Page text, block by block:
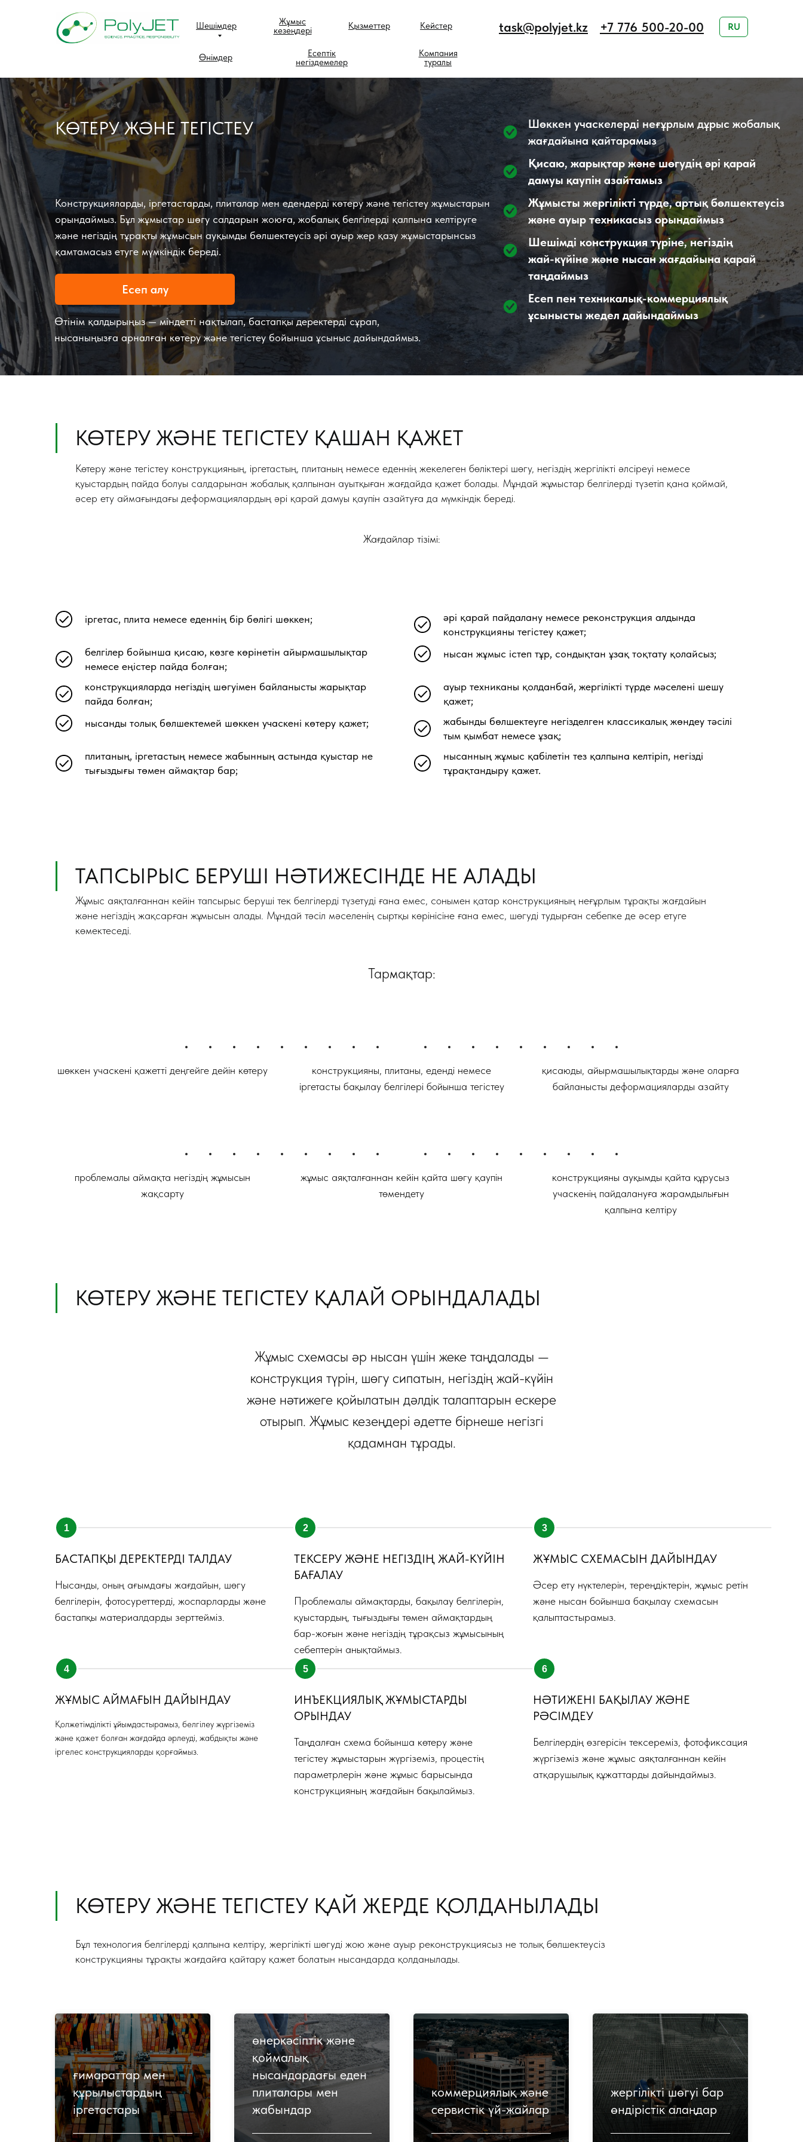
Жұмыс
кезеңдері
Кейстер
Қызметтер +7 776 500-20-00
Есептік
негіздемелер
Өнімдер
Компания
туралы
task@polyjet.kz
Шешімдер
RU VERSION
RU
КӨТЕРУ ЖӘНЕ ТЕГІСТЕУ
Шөккен учаскелерді неғұрлым дұрыс жобалық
жағдайына қайтарамыз
Қисаю, жарықтар және шөгудің әрі қарай
дамуы қаупін азайтамыз
Жұмысты жергілікті түрде, артық бөлшектеусіз
және ауыр техникасыз орындаймыз
Шешімді конструкция түріне, негіздің
жай-күйіне және нысан жағдайына қарай
таңдаймыз
Есеп пен техникалық-коммерциялық
ұсынысты жедел дайындаймыз
Есеп алу
Конструкцияларды, іргетастарды, плиталар мен едендерді көтеру және тегістеу жұмыстарын
орындаймыз. Бұл жұмыстар шөгу салдарын жоюға, жобалық белгілерді қалпына келтіруге
және негіздің тұрақты жұмысын ауқымды бөлшектеусіз әрі ауыр жер қазу жұмыстарынсыз
қамтамасыз етуге мүмкіндік береді.
Өтінім қалдырыңыз — міндетті нақтылап, бастапқы деректерді сұрап,
нысаныңызға арналған көтеру және тегістеу бойынша ұсыныс дайындаймыз.
Көтеру және тегістеу конструкцияның, іргетастың, плитаның немесе еденнің жекелеген бөліктері шөгу, негіздің жергілікті әлсіреуі немесе
қуыстардың пайда болуы салдарынан жобалық қалпынан ауытқыған жағдайда қажет болады. Мұндай жұмыстар белгілерді түзетіп қана қоймай,
әсер ету аймағындағы деформациялардың әрі қарай дамуы қаупін азайтуға да мүмкіндік береді.
КӨТЕРУ ЖӘНЕ ТЕГІСТЕУ ҚАШАН ҚАЖЕТ
Жағдайлар тізімі:
іргетас, плита немесе еденнің бір бөлігі шөккен;
әрі қарай пайдалану немесе реконструкция алдында
конструкцияны тегістеу қажет;
белгілер бойынша қисаю, көзге көрінетін айырмашылықтар
немесе еңістер пайда болған;
нысан жұмыс істеп тұр, сондықтан ұзақ тоқтату қолайсыз;
конструкцияларда негіздің шөгуімен байланысты жарықтар
пайда болған;
ауыр техниканы қолданбай, жергілікті түрде мәселені шешу
қажет;
нысанды толық бөлшектемей шөккен учаскені көтеру қажет;
жабынды бөлшектеуге негізделген классикалық жөндеу тәсілі
тым қымбат немесе ұзақ;
плитаның, іргетастың немесе жабынның астында қуыстар не
тығыздығы төмен аймақтар бар;
нысанның жұмыс қабілетін тез қалпына келтіріп, негізді
тұрақтандыру қажет.
Жұмыс аяқталғаннан кейін тапсырыс беруші тек белгілерді түзетуді ғана емес, сонымен қатар конструкцияның неғұрлым тұрақты жағдайын
және негіздің жақсарған жұмысын алады. Мұндай тәсіл мәселенің сыртқы көрінісіне ғана емес, шөгуді тудырған себепке де әсер етуге
көмектеседі.
ТАПСЫРЫС БЕРУШІ НӘТИЖЕСІНДЕ НЕ АЛАДЫ
Тармақтар:
шөккен учаскені қажетті деңгейге дейін көтеру
конструкцияны, плитаны, еденді немесе
іргетасты бақылау белгілері бойынша тегістеу
қисаюды, айырмашылықтарды және оларға
байланысты деформацияларды азайту
проблемалы аймақта негіздің жұмысын
жақсарту
жұмыс аяқталғаннан кейін қайта шөгу қаупін
төмендету
конструкцияны ауқымды қайта құрусыз
учаскенің пайдалануға жарамдылығын
қалпына келтіру
КӨТЕРУ ЖӘНЕ ТЕГІСТЕУ ҚАЛАЙ ОРЫНДАЛАДЫ
Жұмыс схемасы әр нысан үшін жеке таңдалады —
конструкция түрін, шөгу сипатын, негіздің жай-күйін
және нәтижеге қойылатын дәлдік талаптарын ескере
отырып. Жұмыс кезеңдері әдетте бірнеше негізгі
қадамнан тұрады.
БАСТАПҚЫ ДЕРЕКТЕРДІ ТАЛДАУ
Нысанды, оның ағымдағы жағдайын, шөгу
белгілерін, фотосуреттерді, жоспарларды және
бастапқы материалдарды зерттейміз.
ТЕКСЕРУ ЖӘНЕ НЕГІЗДІҢ ЖАЙ-КҮЙІН
БАҒАЛАУ
Проблемалы аймақтарды, бақылау белгілерін,
қуыстардың, тығыздығы төмен аймақтардың
бар-жоғын және негіздің тұрақсыз жұмысының
себептерін анықтаймыз.
ЖҰМЫС СХЕМАСЫН ДАЙЫНДАУ
Әсер ету нүктелерін, тереңдіктерін, жұмыс ретін
және нысан бойынша бақылау схемасын
қалыптастырамыз.
ЖҰМЫС АЙМАҒЫН ДАЙЫНДАУ
Қолжетімділікті ұйымдастырамыз, белгілеу жүргіземіз
және қажет болған жағдайда әрлеуді, жабдықты және
іргелес конструкцияларды қорғаймыз.
ИНЪЕКЦИЯЛЫҚ ЖҰМЫСТАРДЫ
ОРЫНДАУ
Таңдалған схема бойынша көтеру және
тегістеу жұмыстарын жүргіземіз, процестің
параметрлерін және жұмыс барысында
конструкцияның жағдайын бақылаймыз.
НӘТИЖЕНІ БАҚЫЛАУ ЖӘНЕ
РӘСІМДЕУ
Белгілердің өзгерісін тексереміз, фотофиксация
жүргіземіз және жұмыс аяқталғаннан кейін
атқарушылық құжаттарды дайындаймыз.
Бұл технология белгілерді қалпына келтіру, жергілікті шөгуді жою және ауыр реконструкциясыз не толық бөлшектеусіз
конструкцияны тұрақты жағдайға қайтару қажет болатын нысандарда қолданылады.
КӨТЕРУ ЖӘНЕ ТЕГІСТЕУ ҚАЙ ЖЕРДЕ ҚОЛДАНЫЛАДЫ
ғимараттар мен
құрылыстардың
іргетастары
өнеркәсіптік және
қоймалық
нысандардағы еден
плиталары мен
жабындар
коммерциялық және
сервистік үй-жайлар
жергілікті шөгуі бар
өндірістік алаңдар